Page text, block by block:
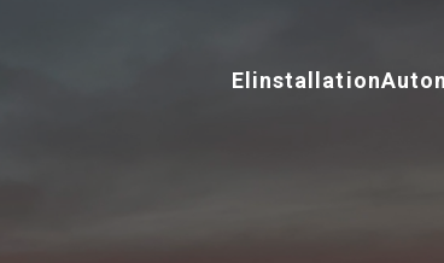
Elinstallation